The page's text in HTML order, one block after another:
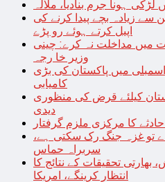
ہونا جرم بنادیا، ملالہ
سے زیادہ بچے پیدا کرنے کی
اپیل کرتے ہوئے رو پڑے
میں مداخلت نہ کرے: چینی
وزیر خا رجہ
میں پاکستان کی بڑی
کامیابی
کیلئے قرض کی منظوری
دیدی
کا مرکزی ملزم گرفتار
تو غزہ جنگ رک سکتی ہے،
سربراہ حماس
تحقیقات کے نتائج کا
انتظار کرینگے، امریکا